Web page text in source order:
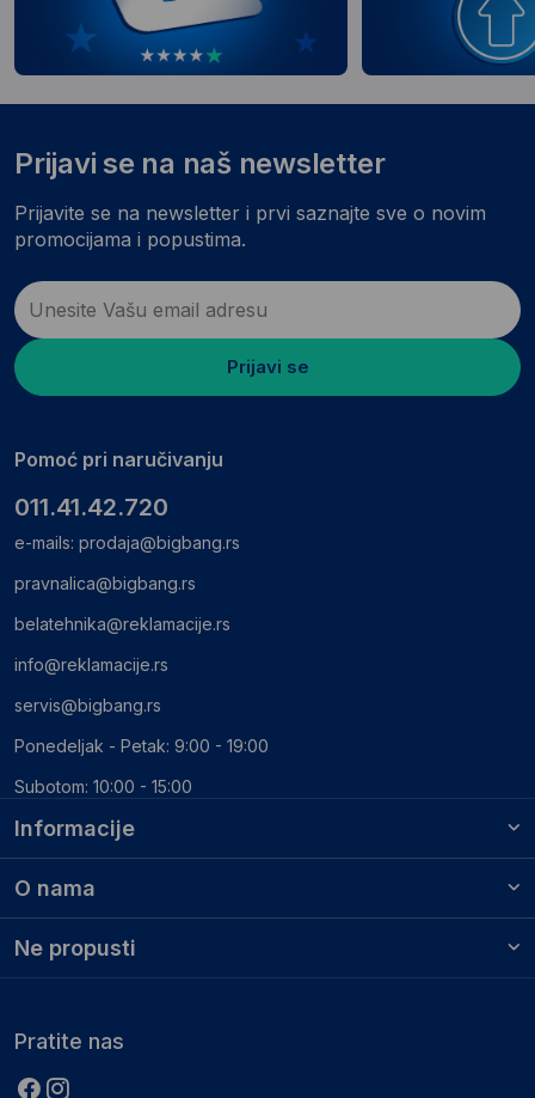
Informacije
O nama
Ne propusti
Prijavi se na naš newsletter
Prijavite se na newsletter i prvi saznajte sve o novim
promocijama i popustima.
Prijavi se
Pomoć pri naručivanju
011.41.42.720
e-mails: prodaja@bigbang.rs
pravnalica@bigbang.rs
belatehnika@reklamacije.rs
info@reklamacije.rs
servis@bigbang.rs
Ponedeljak - Petak: 9:00 - 19:00
Subotom: 10:00 - 15:00
Pratite nas